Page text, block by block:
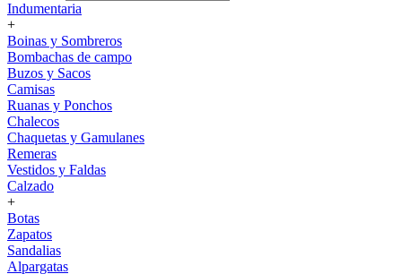
Indumentaria
+
Boinas y Sombreros
Bombachas de campo
Buzos y Sacos
Camisas
Ruanas y Ponchos
Chalecos
Chaquetas y Gamulanes
Remeras
Vestidos y Faldas
Calzado
+
Botas
Zapatos
Sandalias
Alpargatas